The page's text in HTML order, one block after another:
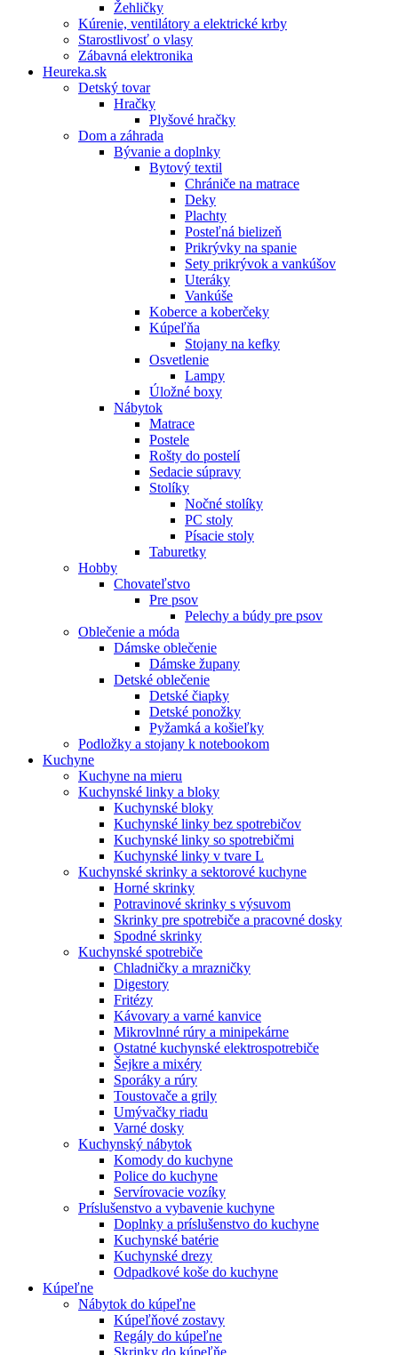
Žehličky
Kúrenie, ventilátory a elektrické krby
Starostlivosť o vlasy
Zábavná elektronika
Heureka.sk
Detský tovar
Hračky
Plyšové hračky
Dom a záhrada
Bývanie a doplnky
Bytový textil
Chrániče na matrace
Deky
Plachty
Posteľná bielizeň
Prikrývky na spanie
Sety prikrývok a vankúšov
Uteráky
Vankúše
Koberce a koberčeky
Kúpeľňa
Stojany na kefky
Osvetlenie
Lampy
Úložné boxy
Nábytok
Matrace
Postele
Rošty do postelí
Sedacie súpravy
Stolíky
Nočné stolíky
PC stoly
Písacie stoly
Taburetky
Hobby
Chovateľstvo
Pre psov
Pelechy a búdy pre psov
Oblečenie a móda
Dámske oblečenie
Dámske župany
Detské oblečenie
Detské čiapky
Detské ponožky
Pyžamká a košieľky
Podložky a stojany k notebookom
Kuchyne
Kuchyne na mieru
Kuchynské linky a bloky
Kuchynské bloky
Kuchynské linky bez spotrebičov
Kuchynské linky so spotrebičmi
Kuchynské linky v tvare L
Kuchynské skrinky a sektorové kuchyne
Horné skrinky
Potravinové skrinky s výsuvom
Skrinky pre spotrebiče a pracovné dosky
Spodné skrinky
Kuchynské spotrebiče
Chladničky a mrazničky
Digestory
Fritézy
Kávovary a varné kanvice
Mikrovlnné rúry a minipekárne
Ostatné kuchynské elektrospotrebiče
Šejkre a mixéry
Sporáky a rúry
Toustovače a grily
Umývačky riadu
Varné dosky
Kuchynský nábytok
Komody do kuchyne
Police do kuchyne
Servírovacie vozíky
Príslušenstvo a vybavenie kuchyne
Doplnky a príslušenstvo do kuchyne
Kuchynské batérie
Kuchynské drezy
Odpadkové koše do kuchyne
Kúpeľne
Nábytok do kúpeľne
Kúpeľňové zostavy
Regály do kúpeľne
Skrinky do kúpeľňe